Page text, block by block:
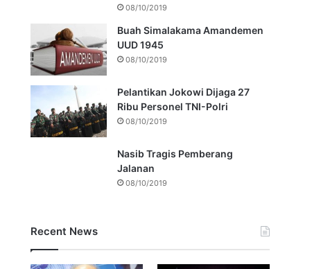
08/10/2019
Buah Simalakama Amandemen
UUD 1945
08/10/2019
Pelantikan Jokowi Dijaga 27
Ribu Personel TNI-Polri
08/10/2019
Nasib Tragis Pemberang
Jalanan
08/10/2019
Recent News